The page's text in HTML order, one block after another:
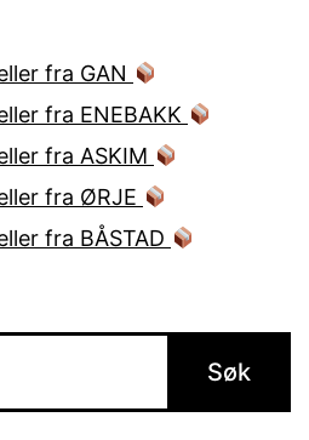
fra GAN
fra ENEBAKK
fra ASKIM
fra ØRJE
fra BÅSTAD